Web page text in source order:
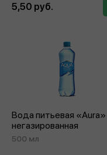
5,50 руб.
Вода питьевая «Aura»
негазированная
500 мл